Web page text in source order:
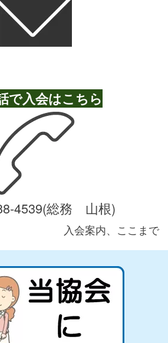
で入会はこちら
4539(総務 山根)
入会案内、ここまで